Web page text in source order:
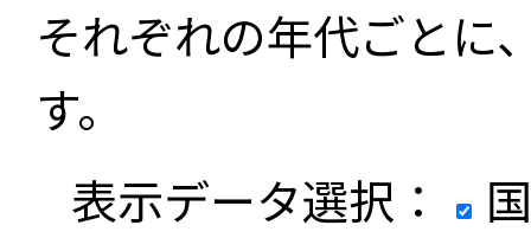
それぞれの年代ごとに
す。
表示データ選択：